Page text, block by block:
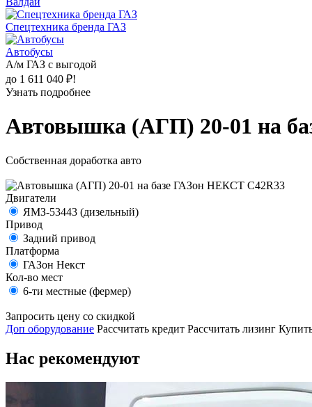
Спецтехника бренда ГАЗ
Автобусы
А/м ГАЗ с выгодой
до 1 611 040 ₽!
Узнать подробнее
Автовышка (АГП) 20-01 на
Собственная доработка авто
Двигатели
ЯМЗ-53443 (дизельный)
Привод
Задний привод
Платформа
ГАЗон Некст
Кол-во мест
6-ти местные (фермер)
Запросить цену со скидкой
Доп оборудование Рассчитать кредит Рассчитать лизинг
Нас рекомендуют